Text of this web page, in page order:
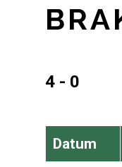
4 - 0
Datum